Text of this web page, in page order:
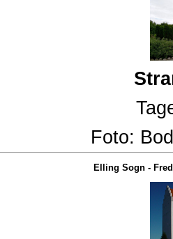
Foto:
Elling Sogn -